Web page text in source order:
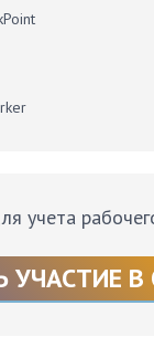
учета
УЧАСТИЕ В